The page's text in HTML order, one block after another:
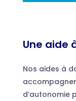
Une aide
Nos aides à
d’autonomie